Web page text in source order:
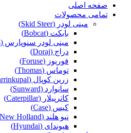
صفحه اصلی
تمامی محصولات
مینی لودر (Skid Steer)
بابکت (Bobcat)
مینی لودر سنوپارس (Snowpars)
دراج (Doraj)
فوریوز (Foruse)
توماس (Thomas)
زرین کوپال (Zarrinkupal)
سانوارد (Sunward)
کاترپیلار (Caterpillar)
کیس (Case)
نیو هلند (New Holland)
هیوندای (Hyundai)